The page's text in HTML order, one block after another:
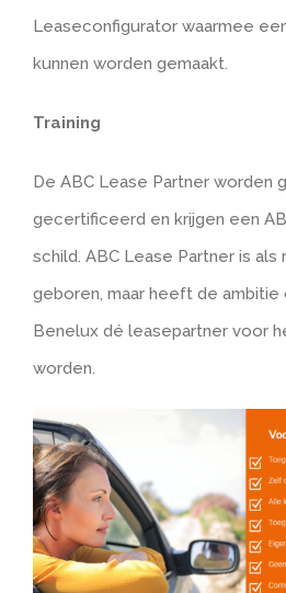
Leaseconfigurator waarmee
kunnen worden gemaakt.
Training
De ABC Lease Partner worden
gecertificeerd en krijgen een
schild. ABC Lease Partner is als
geboren, maar heeft de ambitie
Benelux dé leasepartner voor
worden.